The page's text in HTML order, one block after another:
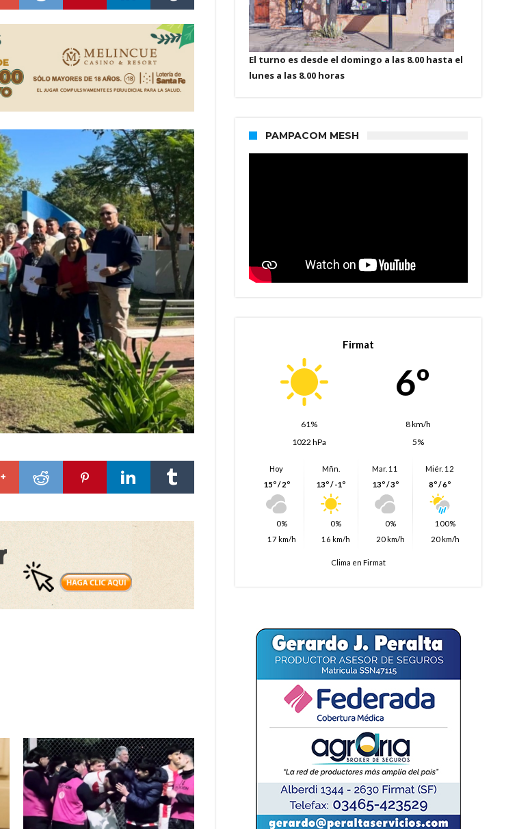
El turno es desde el domingo a las 8.00 hasta el
lunes a las 8.00 horas
PAMPACOM MESH
Firmat
6º
61%
8 km/h
1022 hPa
5%
Hoy
15º / 2º
0%
17 km/h
Mñn.
13º / -1º
0%
16 km/h
Mar. 11
13º / 3º
0%
20 km/h
Miér. 12
8º / 6º
100%
20 km/h
Clima en Firmat